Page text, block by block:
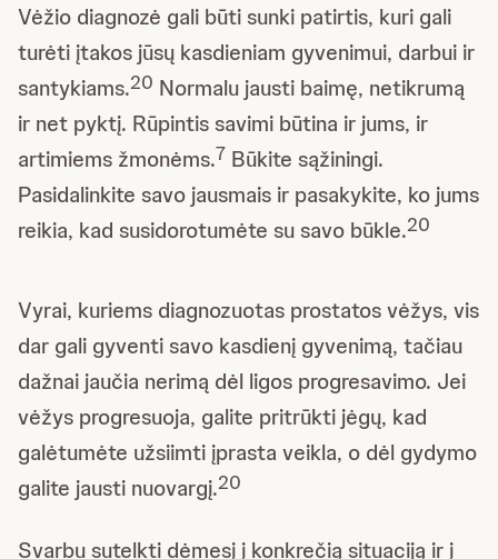
Vėžio diagnozė gali būti sunki patirtis, kuri gali
turėti įtakos jūsų kasdieniam gyvenimui, darbui ir
santykiams.20 Normalu jausti baimę, netikrumą
ir net pyktį. Rūpintis savimi būtina ir jums, ir
artimiems žmonėms.7 Būkite sąžiningi.
Pasidalinkite savo jausmais ir pasakykite, ko jums
reikia, kad susidorotumėte su savo būkle.20
Vyrai, kuriems diagnozuotas prostatos vėžys, vis
dar gali gyventi savo kasdienį gyvenimą, tačiau
dažnai jaučia nerimą dėl ligos progresavimo. Jei
vėžys progresuoja, galite pritrūkti jėgų, kad
galėtumėte užsiimti įprasta veikla, o dėl gydymo
galite jausti nuovargį.20
Svarbu sutelkti dėmesį į konkrečią situaciją ir į